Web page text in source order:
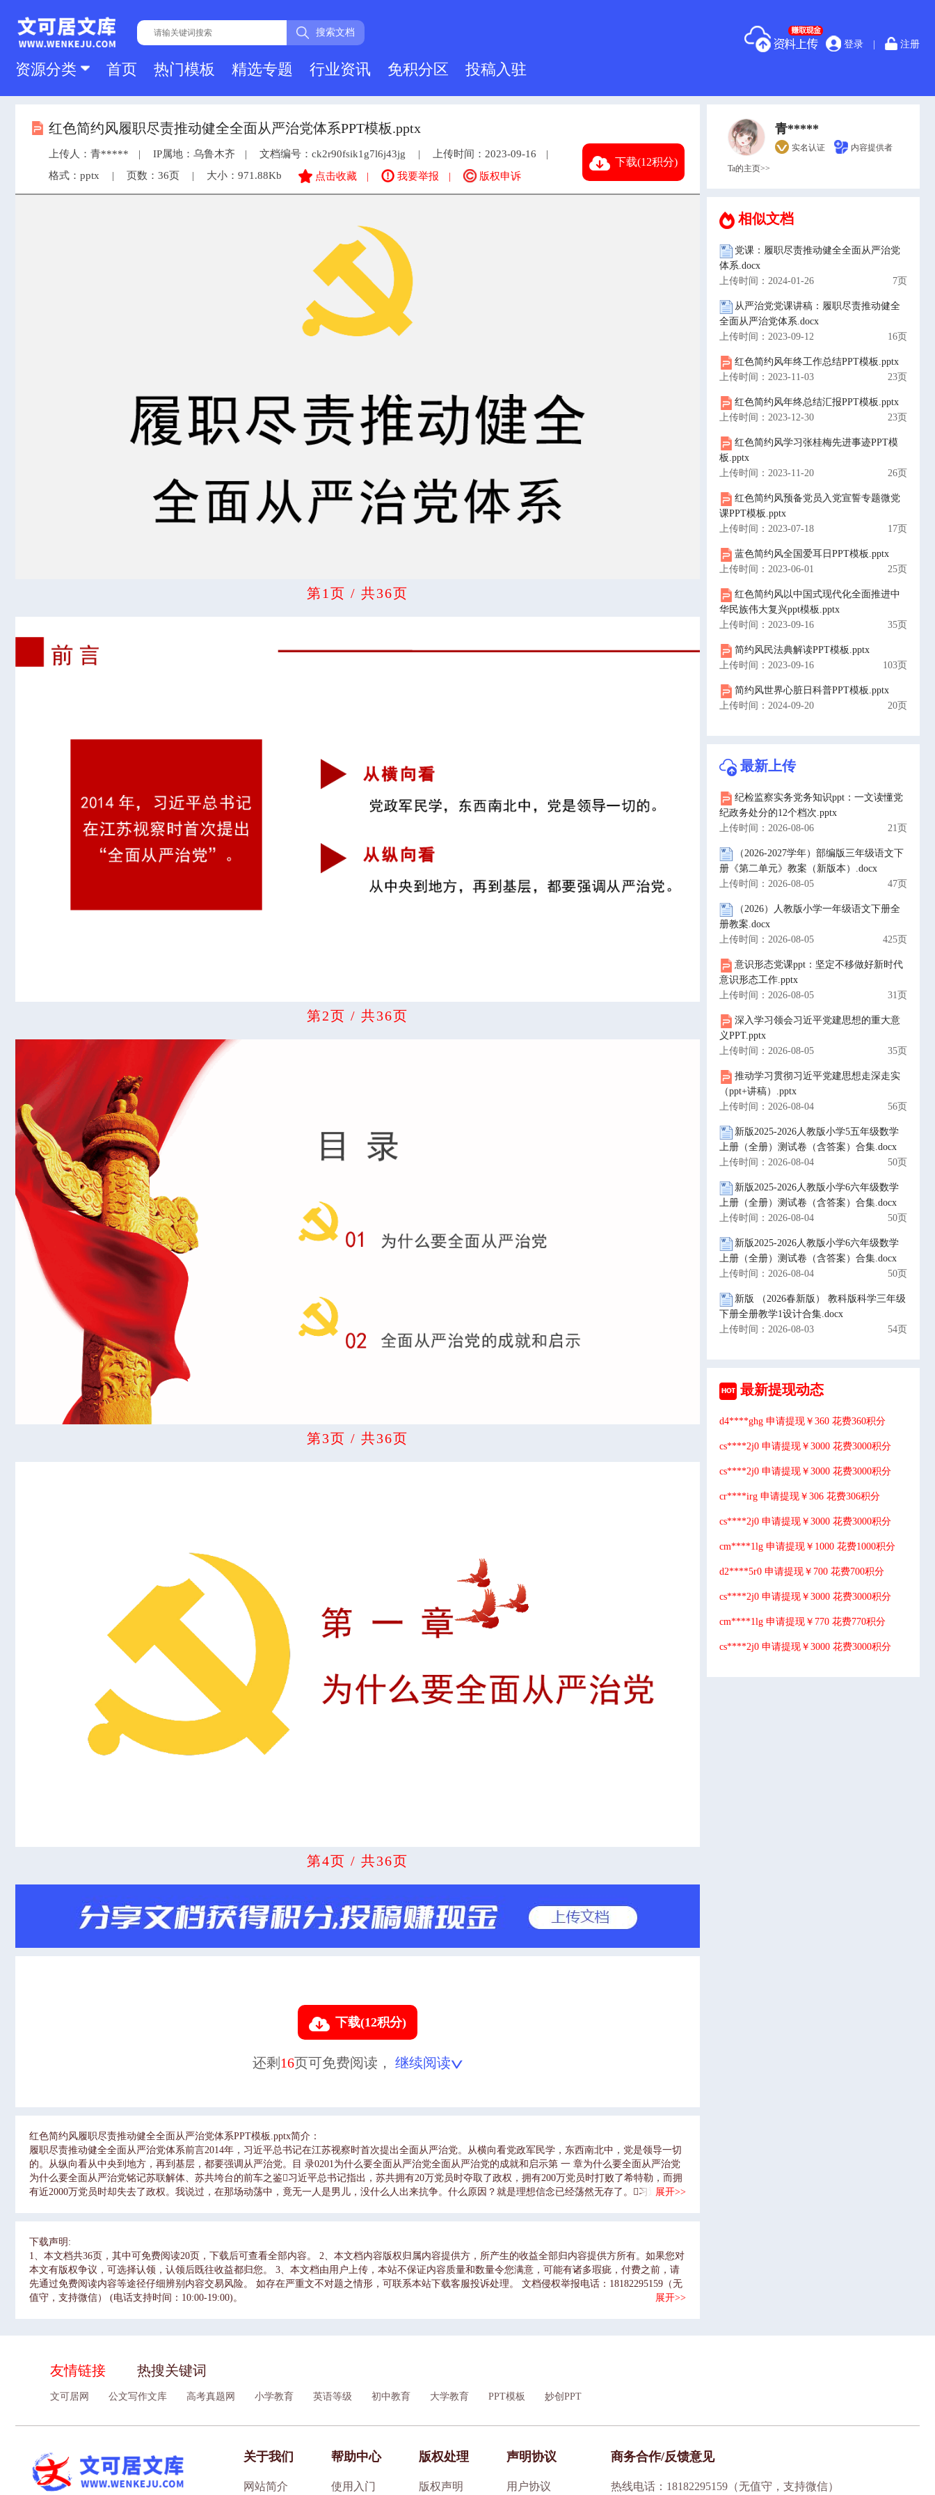
搜索文档
资源分类 首页 热门模板 精选专题 行业资讯 免积分区 投稿入驻
登录 | 注册
红色简约风履职尽责推动健全全面从严治党体系PPT模板.pptx
上传人：青***** IP属地：乌鲁木齐 文档编号：ck2r90fsik1g7l6j43jg
上传时间：2023-09-16
格式：pptx
页数：36页 大小：971.88Kb 点击收藏 我要举报 版权申诉
下载(12积分)
第1页 / 共36页
第2页 / 共36页
第3页 / 共36页
第4页 / 共36页
下载(12积分)
还剩 16页可免费阅读， 继续阅读
红色简约风履职尽责推动健全全面从严治党体系PPT模板.pptx简介：
履职尽责推动健全全面从严治党体系前言2014年，习近平总书记在江苏视察时首次提出全面从严治党。从横向看党政军民学，东西南北中，党是领导一切
的。从纵向看从中央到地方，再到基层，都要强调从严治党。目 录0201为什么要全面从严治党全面从严治党的成就和启示第 一 章为什么要全面从严治党
为什么要全面从严治党铭记苏联解体、苏共垮台的前车之鉴习近平总书记指出，苏共拥有20万党员时夺取了政权，拥有200万党员时打败了希特勒，而拥
有近2000万党员时却失去了政权。我说过，在那场动荡中，竟无一人是男儿，没什么人出来抗争。什么原因？就是理想信念已经荡然无存了。习近平总
王朝的兴衰更替史时指出：有些封建王朝开始时顺乎潮流、民心归附，尚能励精图治、以图中兴，遂致功业大成、天下太平，但都未能摆脱盛极而衰的历
史悲剧。导致悲剧的原因很多，其中一个共同的也是极其重要的原因就是统治集团贪图享乐、穷奢极欲，昏庸无道、荒淫无耻，吏治腐败、权以贿成，又
自己解决不了自己的问题，搞得民不聊生、祸乱并生，终致改朝换代。为什么要全面从严治党国民党失败的历史教训1948年12月，刘少奇同志曾指出：
得了天下，要能守住，不容易。很多人担心，我们未得天下时艰苦奋斗，得天下后可能同国民党一样腐化。他们这种担心有点理由。在中国这个落后的农
业国家，一个村长，一个县委书记，可以称王称霸。胜利后，一定会有些人腐化、官僚化。如果我们党注意到这一方面，加强思想教育，提高纪律性，就
失败的原因，将其归结于腐败二字。胡素珊指出，腐败使得官僚机构失去信心和希望，并减弱了它的行政效能。腐败也使得战士的士气颓靡。为什么要全
到许多外国朋友批评政府贪污无能，以为是过火的话，现在耳闻目击，确是上上下下，大大小小无不腐败，无不贪污。他又说：在重庆时即预料战后国
他再三慨叹说：现在真是活不下去了。为什么要全面从严治党国民党共产党没有严密的组织没有严格的纪律有严格的纪律对党纪国法存有敬畏之心第
治党纳入四个全面战略布局，探索出依靠自我革命跳出历史周期率的有效途径。党通过前所未有的反腐倡廉斗争，赢得了保持同人民群众的血肉联系、人
民衷心拥护的历史主动，赢得了全党高度团结统一、走在时代前列、带领人民实现中华民族伟大复兴的历史主动。全面从严治党的成就全面加强党的领导
和党的建设，坚决改变管党治党宽松软状况01党的十八大以来，习近平总书记采取果断坚决的措施，扭转了过去管党治党宽松软的状况。正是习近平总书
展开>>
下载声明:
1、本文档共36页，其中可免费阅读20页，下载后可查看全部内容。 2、本文档内容版权归属内容提供方，所产生的收益全部归内容提供方所有。如果您对
本文有版权争议，可选择认领，认领后既往收益都归您。 3、本文档由用户上传，本站不保证内容质量和数量令您满意，可能有诸多瑕疵，付费之前，请
先通过免费阅读内容等途径仔细辨别内容交易风险。 如存在严重文不对题之情形，可联系本站下载客服投诉处理。 文档侵权举报电话：18182295159（无
值守，支持微信） (电话支持时间：10:00-19:00)。
展开>>
青*****
实名认证 内容提供者
Ta的主页>>
相似文档
党课：履职尽责推动健全全面从严治党
体系.docx
上传时间：2024-01-26
7页
从严治党党课讲稿：履职尽责推动健全
全面从严治党体系.docx
上传时间：2023-09-12
16页
红色简约风年终工作总结PPT模板.pptx
上传时间：2023-11-03
23页
红色简约风年终总结汇报PPT模板.pptx
上传时间：2023-12-30
23页
红色简约风学习张桂梅先进事迹PPT模
板.pptx
上传时间：2023-11-20
26页
红色简约风预备党员入党宣誓专题微党
课PPT模板.pptx
上传时间：2023-07-18
17页
蓝色简约风全国爱耳日PPT模板.pptx
上传时间：2023-06-01
25页
红色简约风以中国式现代化全面推进中
华民族伟大复兴ppt模板.pptx
上传时间：2023-09-16
35页
简约风民法典解读PPT模板.pptx
上传时间：2023-09-16
103页
简约风世界心脏日科普PPT模板.pptx
上传时间：2024-09-20
20页
最新上传
纪检监察实务党务知识ppt：一文读懂党
纪政务处分的12个档次.pptx
上传时间：2026-08-06
21页
（2026-2027学年）部编版三年级语文下
册《第二单元》教案（新版本）.docx
上传时间：2026-08-05
47页
（2026）人教版小学一年级语文下册全
册教案.docx
上传时间：2026-08-05
425页
意识形态党课ppt：坚定不移做好新时代
意识形态工作.pptx
上传时间：2026-08-05
31页
深入学习领会习近平党建思想的重大意
义PPT.pptx
上传时间：2026-08-05
35页
推动学习贯彻习近平党建思想走深走实
（ppt+讲稿）.pptx
上传时间：2026-08-04
56页
新版2025-2026人教版小学5五年级数学
上册（全册）测试卷（含答案）合集.docx
上传时间：2026-08-04
50页
新版2025-2026人教版小学6六年级数学
上册（全册）测试卷（含答案）合集.docx
上传时间：2026-08-04
50页
新版2025-2026人教版小学6六年级数学
上册（全册）测试卷（含答案）合集.docx
上传时间：2026-08-04
50页
新版 （2026春新版） 教科版科学三年级
下册全册教学1设计合集.docx
上传时间：2026-08-03
54页
最新提现动态
d4****ghg 申请提现￥360 花费360积分
cs****2j0 申请提现￥3000 花费3000积分
cs****2j0 申请提现￥3000 花费3000积分
cr****irg 申请提现￥306 花费306积分
cs****2j0 申请提现￥3000 花费3000积分
cm****1lg 申请提现￥1000 花费1000积分
d2****5r0 申请提现￥700 花费700积分
cs****2j0 申请提现￥3000 花费3000积分
cm****1lg 申请提现￥770 花费770积分
cs****2j0 申请提现￥3000 花费3000积分
友情链接 热搜关键词
文可居网 公文写作文库 高考真题网 小学教育 英语等级 初中教育 大学教育 PPT模板 妙创PPT
关于我们
网站简介
帮助中心
使用入门
版权处理
版权声明
声明协议
用户协议
商务合作/反馈意见
热线电话：18182295159（无值守，支持微信）